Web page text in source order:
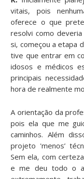
vitais, pois
oferece o que
resolvi como
si, começou a etapa
tive que entrar em
idosos e médicos
principais
hora de realmente
A orientação da
pois ela que me
caminhos. Além
projeto 'menos’
Sem ela, com
e me deu todo o